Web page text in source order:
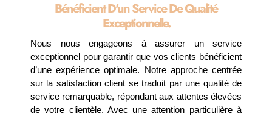
Bénéficient D'un Service De Qualité
Exceptionnelle.
Nous nous engageons à assurer un service
exceptionnel pour garantir que vos clients bénéficient
d’une expérience optimale. Notre approche centrée
sur la satisfaction client se traduit par une qualité de
service remarquable, répondant aux attentes élevées
de votre clientèle. Avec une attention particulière à